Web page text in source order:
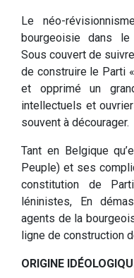
Le néo-
bourgeoisie dans le
Sous couvert de
de construire le Parti
et opprimé un
intellectuels et
souvent à décourager.
Tant en Belgique
Peuple) et ses
constitution de
léninistes, En
agents de la
ligne de construction
ORIGINE